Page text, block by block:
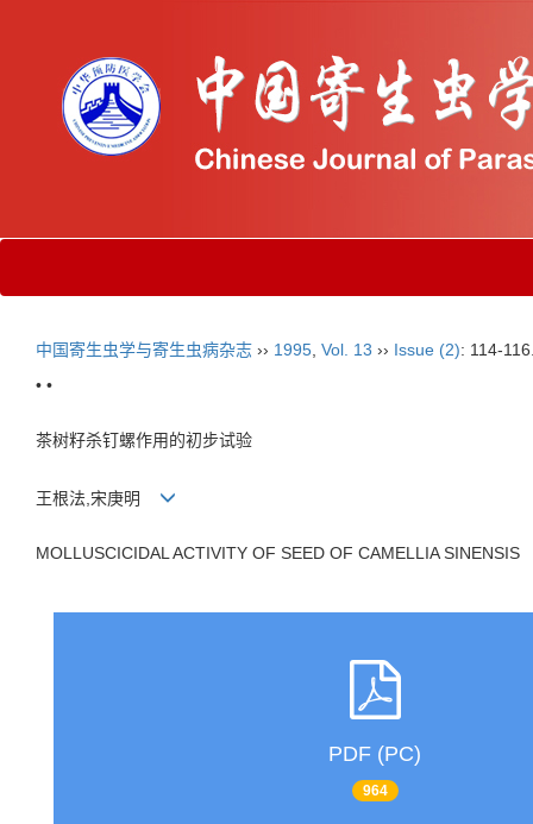
中国寄生虫学与寄生虫病杂志 ›› 1995 Vol. 13 ›› Issue (2): 114-
• •
茶树籽杀钉螺作用的初步试验
王根法,宋庚明
MOLLUSCICIDAL ACTIVITY OF SEED OF CAMELLIA SINENSIS
PDF (PC)
964